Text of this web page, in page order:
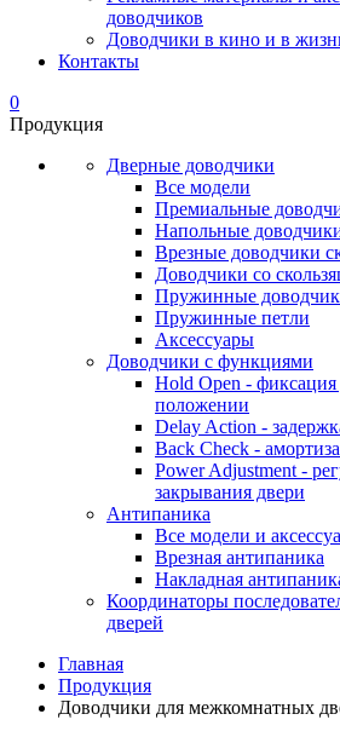
доводчиков
Доводчики в кино и в
Контакты
0
Продукция
Дверные доводчики
Все модели
Премиальные
Напольные
Врезные доводчики
Доводчики со
Пружинные
Пружинные петли
Аксессуары
Доводчики с функциями
Hold Open -
положении
Delay Action -
Back Check -
Power Adjustment -
закрывания двери
Антипаника
Все модели и
Врезная антипаника
Накладная
Координаторы
дверей
Главная
Продукция
Доводчики для межкомнатных